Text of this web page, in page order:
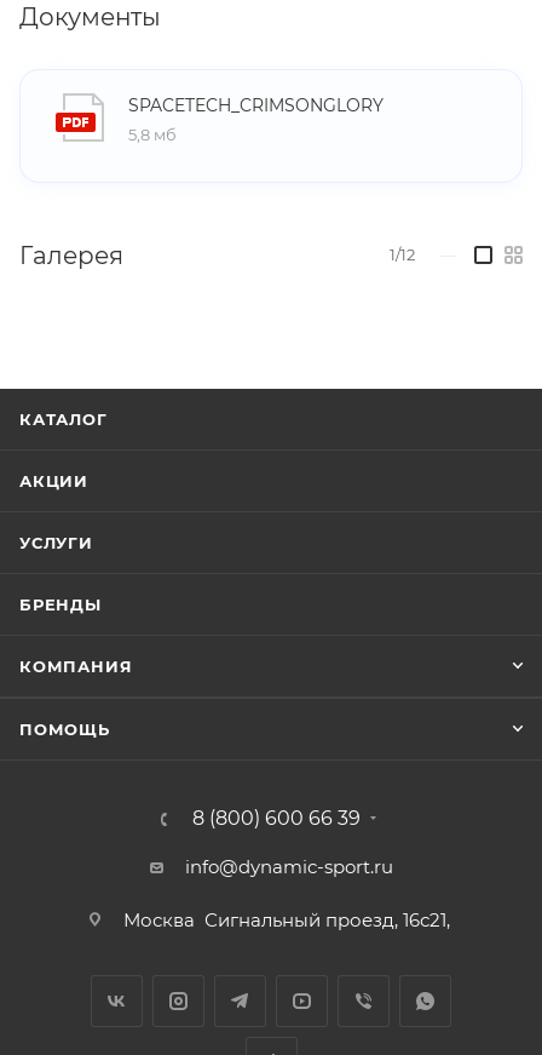
Документы
SPACETECH_CRIMSONGLORY
5,8 мб
Галерея 1/12
КАТАЛОГ
АКЦИИ
УСЛУГИ
БРЕНДЫ
КОМПАНИЯ
ПОМОЩЬ
8 (800) 600 66 39
info@dynamic-sport.ru
Москва Сигнальный проезд, 16с21,